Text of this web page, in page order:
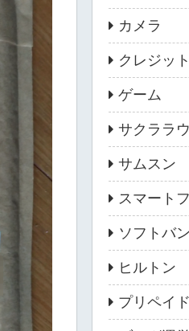
カメラ
クレジッ
ゲーム
サクララ
サムスン
スマート
ソフトバ
ヒルトン
プリペイ